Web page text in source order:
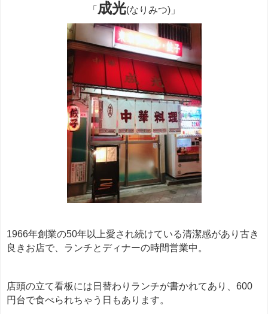
「 成光(なりみつ)」
1966年創業の50年以上愛され続けている清潔感があり古き
良きお店で、ランチとディナーの時間営業中。
店頭の立て看板には日替わりランチが書かれてあり、600
円台で食べられちゃう日もあります。